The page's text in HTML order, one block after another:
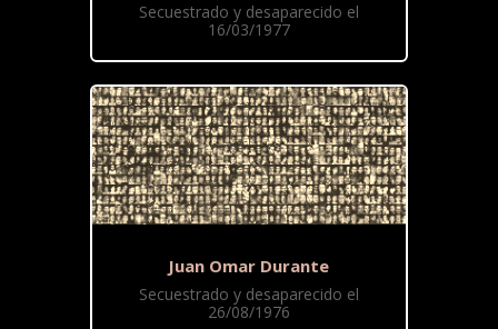
Secuestrado y desaparecido el
16/03/1977
Juan Omar Durante
Secuestrado y desaparecido el
26/08/1976